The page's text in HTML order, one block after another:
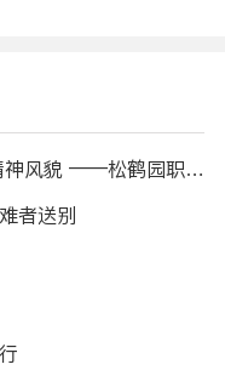
行业赛事斩获佳绩 彰显松鹤精神风貌 ——松鹤园职工摘得第十届全国民政行业职业技能竞赛荣誉
者送别